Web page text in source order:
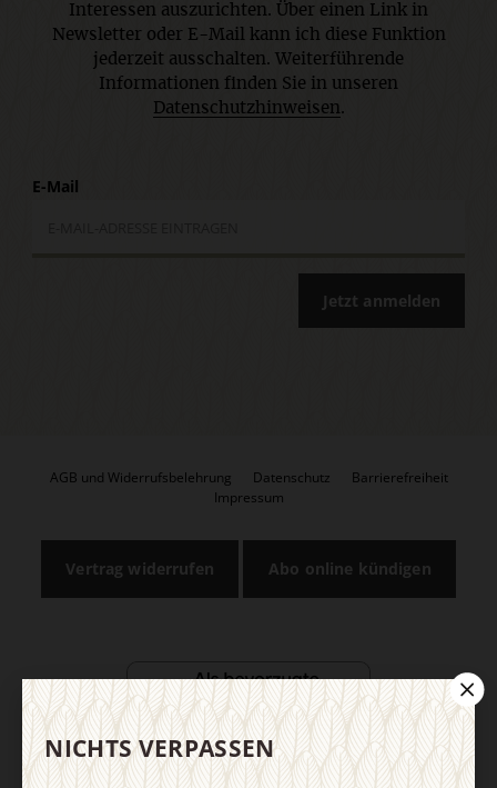
Interessen auszurichten. Über einen Link in
Newsletter oder E-Mail kann ich diese Funktion
jederzeit ausschalten. Weiterführende
Informationen finden Sie in unseren
Datenschutzhinweisen .
E-Mail
Jetzt anmelden
AGB und Widerrufsbelehrung Datenschutz
Barrierefreiheit
Impressum
Vertrag widerrufen Abo online kündigen
NICHTS VERPASSEN